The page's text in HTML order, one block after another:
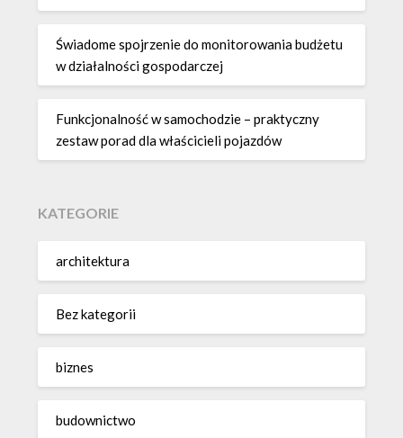
Świadome spojrzenie do monitorowania budżetu
w działalności gospodarczej
Funkcjonalność w samochodzie – praktyczny
zestaw porad dla właścicieli pojazdów
KATEGORIE
architektura
Bez kategorii
biznes
budownictwo